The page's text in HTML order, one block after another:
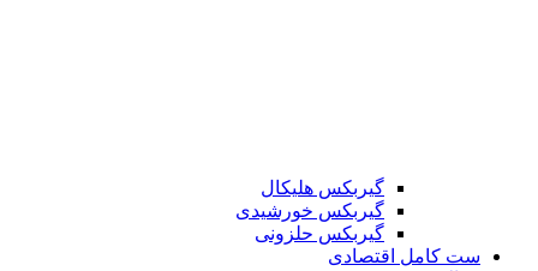
گیربکس هلیکال
گیربکس خورشیدی
گیربکس حلزونی
ست کامل اقتصادی